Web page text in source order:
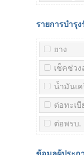
รายการบำรุ
ยาง
เช็คช่วง
น้ำมันเค
ต่อทะเบี
ต่อพรบ.